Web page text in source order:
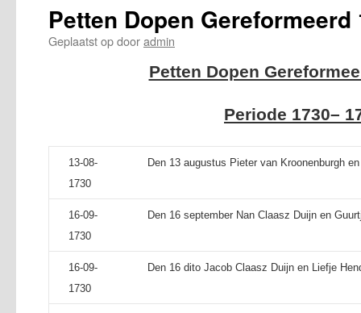
Petten Dopen Gereformeerd
Geplaatst opdooradmin
Petten Dopen
Periode 1730–
13-08-
1730
Den 13 augustus Pieter van Kroonenburgh
16-09-
1730
Den 16 september Nan Claasz Duijn en
16-09-
1730
Den 16 dito Jacob Claasz Duijn en Liefje